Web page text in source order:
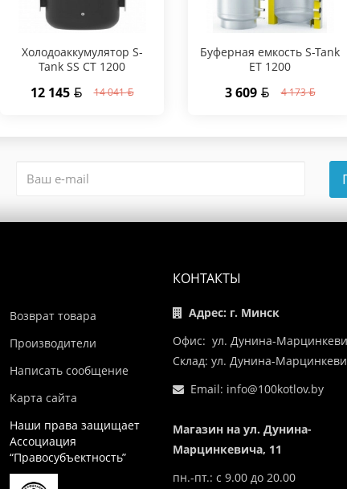
Холодоаккумулятор S-
Tank SS CT 1200
12 145 14 041
Буферная емкость S-Tank
ET 1200
3 609 4 173
Возврат товара
Производители
Написать сообщение
Карта сайта
Наши права защищает
Ассоциация
“Правосубъектность”
КОНТАКТЫ
Адрес: г. Минск
Офис: ул. Дунина-
Склад: ул. Дунина-
Email: info@100kotlov.by
Магазин на ул. Дунина-
Марцинкевича, 11
пн.-пт.: с 9.00 до 20.00